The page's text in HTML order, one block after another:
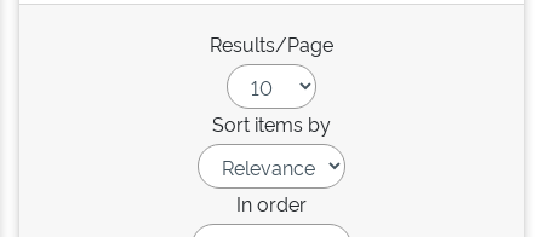
Results/Page
Sort items by
In order